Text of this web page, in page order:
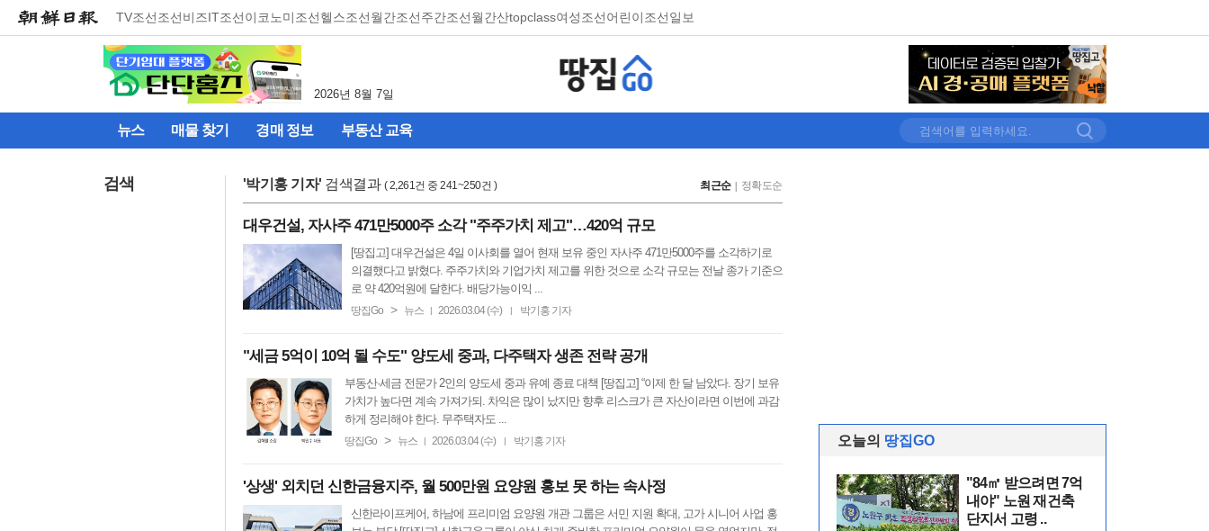
TV조선조선비즈IT조선이코노미조선헬스조선월간조선주간조선월간산topclass여성조선어린이조선일보
2026년 8월 7일
뉴스 매물 찾기 경매 정보 부동산 교육
검색 '박기홍 기자' 검색결과 ( 2,261건 중 241~250건 ) 최근순 정확도순
대우건설, 자사주 471만5000주 소각 "주주가치 제고"…420억 규모
[땅집고] 대우건설은 4일 이사회를 열어 현재 보유 중인 자사주 471만5000주를 소각하기로
의결했다고 밝혔다. 주주가치와 기업가치 제고를 위한 것으로 소각 규모는 전날 종가 기준으
로 약 420억원에 달한다. 배당가능이익 ...
땅집Go > 뉴스 | 2026.03.04 (수) | 박기홍 기자
"세금 5억이 10억 될 수도" 양도세 중과, 다주택자 생존 전략 공개
부동산·세금 전문가 2인의 양도세 중과 유예 종료 대책 [땅집고] “이제 한 달 남았다. 장기 보유
가치가 높다면 계속 가져가되. 차익은 많이 났지만 향후 리스크가 큰 자산이라면 이번에 과감
하게 정리해야 한다. 무주택자도 ...
땅집Go > 뉴스 | 2026.03.04 (수) | 박기홍 기자
'상생' 외치던 신한금융지주, 월 500만원 요양원 홍보 못 하는 속사정
신한라이프케어, 하남에 프리미엄 요양원 개관 그룹은 서민 지원 확대, 고가 시니어 사업 홍
오늘의 땅집GO
"84㎡ 받으려면 7억
내야" 노원 재건축
단지서 고령 ..